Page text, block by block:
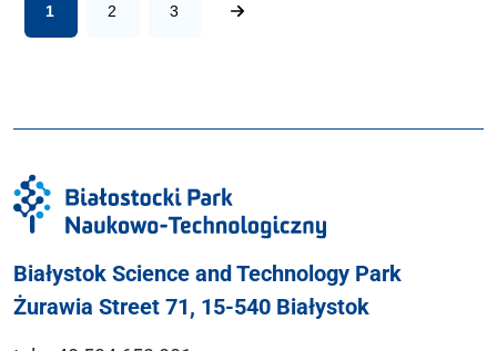
1 2 3
Białystok Science and Technology Park
Żurawia Street 71, 15-540 Białystok